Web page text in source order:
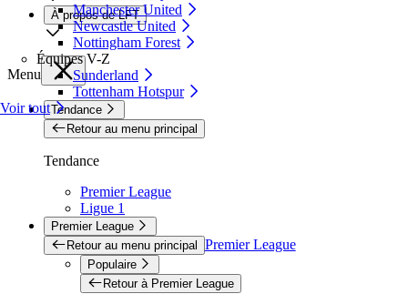
Manchester United
Newcastle United
Nottingham Forest
Équipes V-Z
Sunderland
Tottenham Hotspur
Voir tout
À propos de LFT
Menu
Tendance
Retour au menu principal
Tendance
Premier League
Ligue 1
Premier League
Retour au menu principal Premier League
Populaire
Retour à Premier League